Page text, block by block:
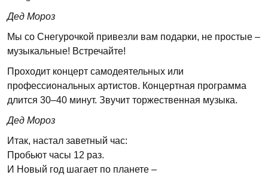
Дед Мороз
Мы со Снегурочкой привезли вам подарки, не простые –
музыкальные! Встречайте!
Проходит концерт самодеятельных или
профессиональных артистов. Концертная программа
длится 30–40 минут. Звучит торжественная музыка.
Дед Мороз
Итак, настал заветный час:
Пробьют часы 12 раз.
И Новый год шагает по планете –